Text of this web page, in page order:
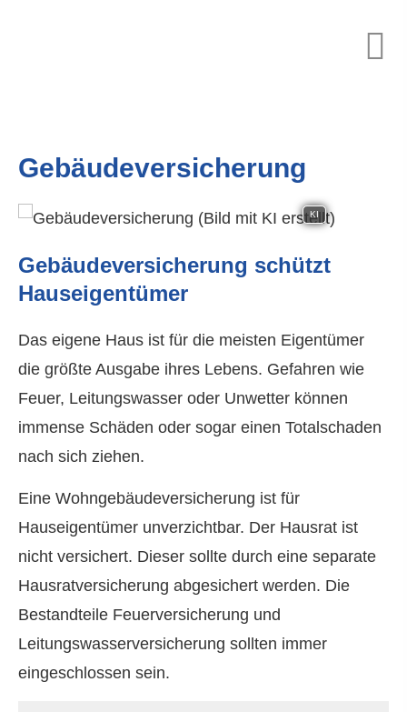
Ge­bäude­ver­si­che­rung
KI
Ge­bäude­ver­si­che­rung schützt
Hauseigentümer
Das eigene Haus ist für die meisten Eigentümer
die größte Ausgabe ihres Lebens. Gefahren wie
Feuer, Leitungswasser oder Unwetter können
immense Schäden oder sogar einen Totalschaden
nach sich ziehen.
Eine Wohngebäudeversicherung ist für
Hauseigentümer unverzichtbar. Der Hausrat ist
nicht versichert. Dieser sollte durch eine separate
Haus­rat­ver­si­che­rung abgesichert werden. Die
Bestandteile Feuerversicherung und
Leitungswasserversicherung sollten immer
eingeschlossen sein.